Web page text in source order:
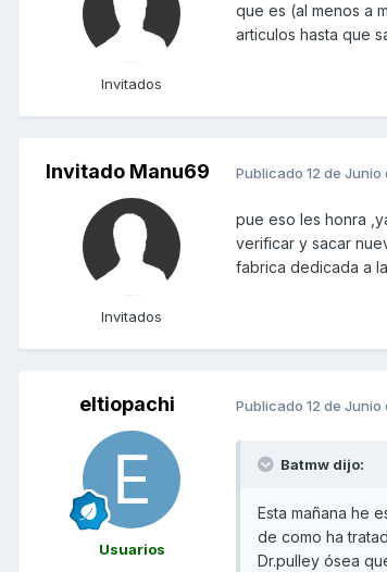
Invitados
que es (al menos a
articulos hasta que
Invitado Manu69
Invitados
Publicado 12 de Junio
pue eso les honra
verificar y sacar
fabrica dedicada a
eltiopachi
Usuarios
Publicado 12 de Junio
Batmw dijo:
Esta mañana he
de como ha
Dr.pulley ósea